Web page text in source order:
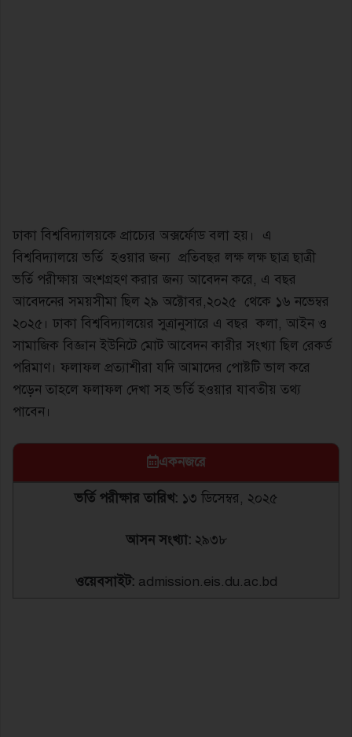
ঢাকা বিশ্ববিদ্যালয়কে প্রাচ্যের অক্সর্ফোড বলা হয়। এ
বিশ্ববিদ্যালয়ে ভর্তি হওয়ার জন্য প্রতিবছর লক্ষ লক্ষ ছাত্র ছাত্রী
ভর্তি পরীক্ষায় অংশগ্রহণ করার জন্য আবেদন করে, এ বছর
আবেদনের সময়সীমা ছিল ২৯ অক্টোবর,২০২৫ থেকে ১৬ নভেম্বর
২০২৫। ঢাকা বিশ্ববিদ্যালয়ের সুত্রানুসারে এ বছর কলা, আইন ও
সামাজিক বিজ্ঞান ইউনিটে মোট আবেদন কারীর সংখ্যা ছিল রেকর্ড
পরিমাণ। ফলাফল প্রত্যাশীরা যদি আমাদের পোষ্টটি ভাল করে
পড়েন তাহলে ফলাফল দেখা সহ ভর্তি হওয়ার যাবতীয় তথ্য
পাবেন।
একনজরে
ভর্তি পরীক্ষারতারিখ: ১৩ ডিসেম্বর, ২০২৫
আসনসংখ্যা:২৯৩৮
ওয়েবসাইট:admission.eis.du.ac.bd